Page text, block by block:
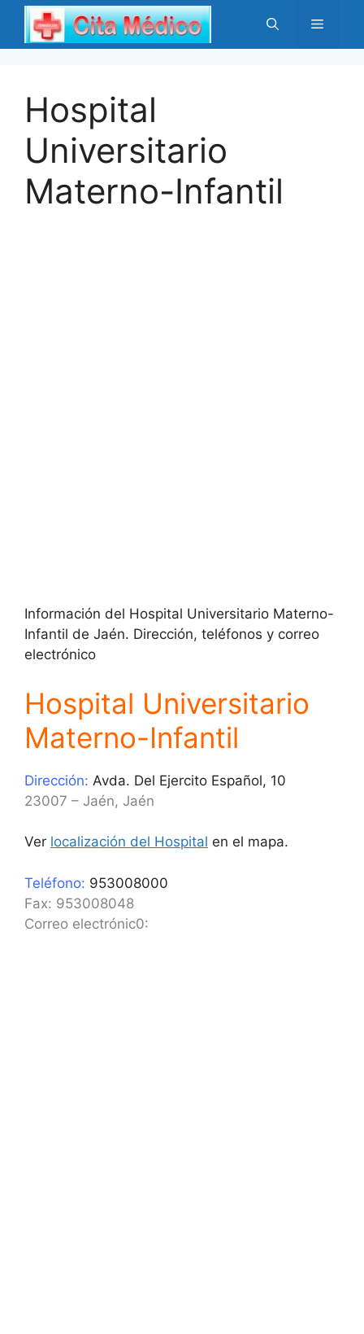
Saltar
contenido
Menú
Hospital
Universitario
Materno-Infantil
Información del Hospital Universitario Materno-
Infantil de Jaén. Dirección, teléfonos y correo
electrónico
Hospital Universitario
Materno-Infantil
Dirección: Avda. Del Ejercito Español, 10
23007 – Jaén, Jaén
Ver localización del Hospital en el mapa.
Teléfono: 953008000
Fax: 953008048
Correo electrónic0: